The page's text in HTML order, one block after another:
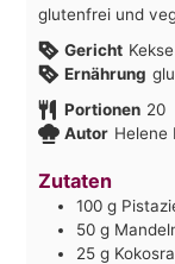
glutenfrei und
Gericht Kekse
Ernährung
Portionen 20
Autor Helene
Zutaten
100 g
50 g
25 g